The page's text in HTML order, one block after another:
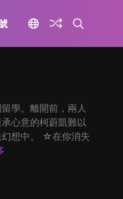
學。離開前，兩人
心意的柯蔚凱難以
幻想中。 ☆在你消失